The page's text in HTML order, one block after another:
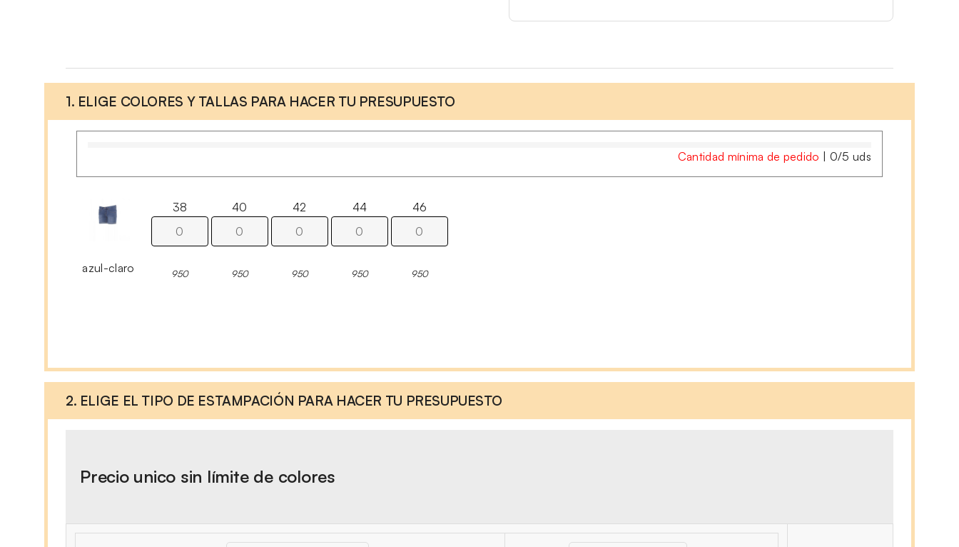
1. ELIGE COLORES Y TALLAS PARA HACER TU PRESUPUESTO
Cantidad mínima de pedido | 0/5 uds
azul-claro
38
950
40
950
42
950
44
950
46
950
2. ELIGE EL TIPO DE ESTAMPACIÓN PARA HACER TU PRESUPUESTO
Precio unico sin límite de colores